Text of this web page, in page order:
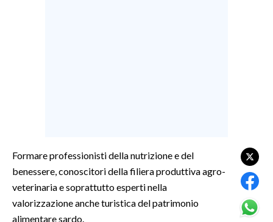
SPETTACOLI
GOSSIP
Formare professionisti della nutrizione e del
benessere, conoscitori della filiera produttiva agro-
veterinaria e soprattutto esperti nella
valorizzazione anche turistica del patrimonio
alimentare sardo.